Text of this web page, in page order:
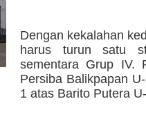
Dengan kekalahan
harus turun satu
sementara Grup IV.
Persiba Balikpapan
1 atas Barito Putera